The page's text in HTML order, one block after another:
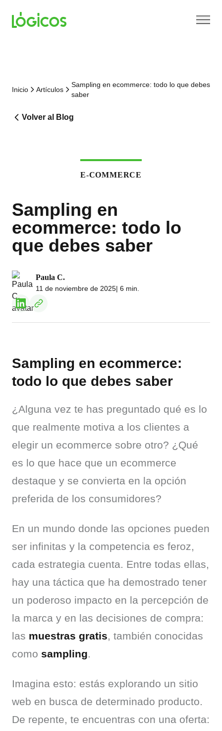
Inicio Artículos
Sampling en ecommerce: todo lo que debes
saber
Volver al Blog
E-COMMERCE
Sampling en
ecommerce: todo lo
que debes saber
Paula C.
11 de noviembre de 2025| 6 min.
Sampling en ecommerce:
todo lo que debes saber
¿Alguna vez te has preguntado qué es lo
que realmente motiva a los clientes a
elegir un ecommerce sobre otro? ¿Qué
es lo que hace que un ecommerce
destaque y se convierta en la opción
preferida de los consumidores?
En un mundo donde las opciones pueden
ser infinitas y la competencia es feroz,
cada estrategia cuenta. Entre todas ellas,
hay una táctica que ha demostrado tener
un poderoso impacto en la percepción de
la marca y en las decisiones de compra:
las muestras gratis, también conocidas
como sampling.
Imagina esto: estás explorando un sitio
web en busca de determinado producto.
De repente, te encuentras con una oferta: